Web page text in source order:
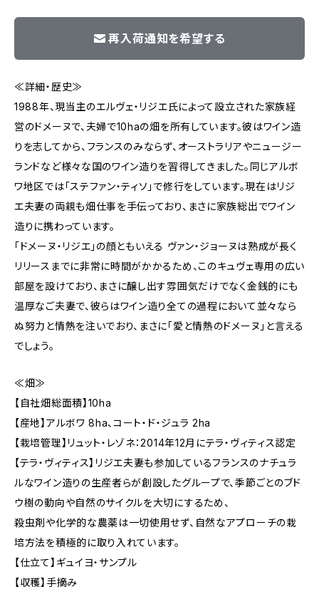
再入荷通知を希望する
≪詳細・歴史≫
1988年、現当主のエルヴェ・リジエ氏によって設立された家族経
営のドメーヌで、夫婦で10haの畑を所有しています。彼はワイン造
りを志してから、フランスのみならず、オーストラリアやニュージー
ランドなど様々な国のワイン造りを習得してきました。同じアルボ
ワ地区では「ステファン・ティソ」で修行をしています。現在はリジ
エ夫妻の両親も畑仕事を手伝っており、まさに家族総出でワイン
造りに携わっています。
「ドメーヌ・リジエ」の顔ともいえる ヴァン・ジョーヌは熟成が長く
リリースまでに非常に時間がかかるため、このキュヴェ専用の広い
部屋を設けており、まさに醸し出す雰囲気だけでなく金銭的にも
温厚なご夫妻で、彼らはワイン造り全ての過程において並々なら
ぬ努力と情熱を注いでおり、まさに「愛と情熱のドメーヌ」と言える
でしょう。
≪畑≫
【自社畑総面積】10ha
【産地】アルボワ 8ha、コート・ド・ジュラ 2ha
【栽培管理】リュット・レゾネ：2014年12月にテラ・ヴィティス認定
【テラ・ヴィティス】リジエ夫妻も参加しているフランスのナチュラ
ルなワイン造りの生産者らが創設したグループで、季節ごとのブド
ウ樹の動向や自然のサイクルを大切にするため、
殺虫剤や化学的な農薬は一切使用せず、自然なアプローチの栽
培方法を積極的に取り入れています。
【仕立て】ギュイヨ・サンプル
【収穫】手摘み